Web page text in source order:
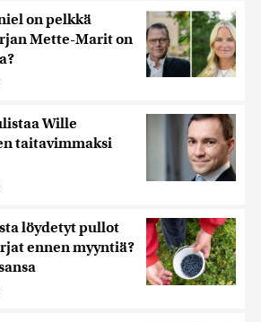
on pelkkä
Mette-Marit on
Wille
taitavimmaksi
löydetyt pullot
ennen myyntiä?